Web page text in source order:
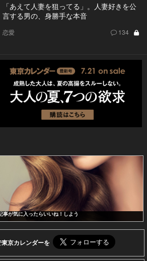
「あえて人妻を狙ってる」。人妻好きを公
言する男の、身勝手な本音
恋愛 134
事が気に入ったらいいね！しよう
京カレンダーを